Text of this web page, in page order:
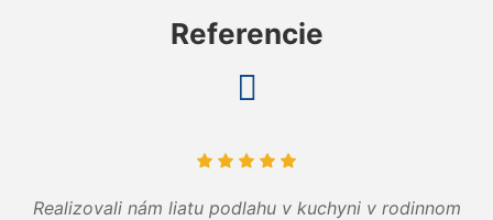
Referencie
Realizovali nám liatu podlahu v kuchyni v rodinnom